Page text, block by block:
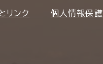
リンク 個人情報保護